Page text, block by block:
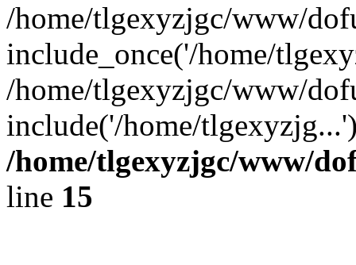
/home/tlgexyzjgc/www/
include_once('/home/
/home/tlgexyzjgc/www/
include('/home/
/home/tlgexyzjgc/www/
line 15